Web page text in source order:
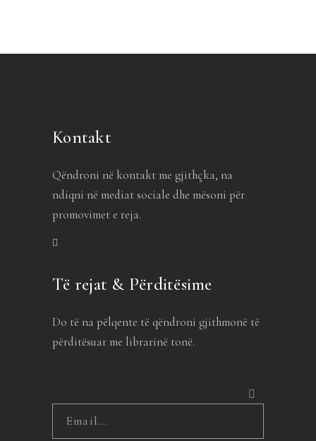
Kontakt
Qëndroni në kontakt me gjithçka, na
ndiqni në mediat sociale dhe mësoni për
promovimet e reja.
Të rejat & Përditësime
Do të na pëlqente të qëndroni gjithmonë të
përditësuar me librarinë tonë.